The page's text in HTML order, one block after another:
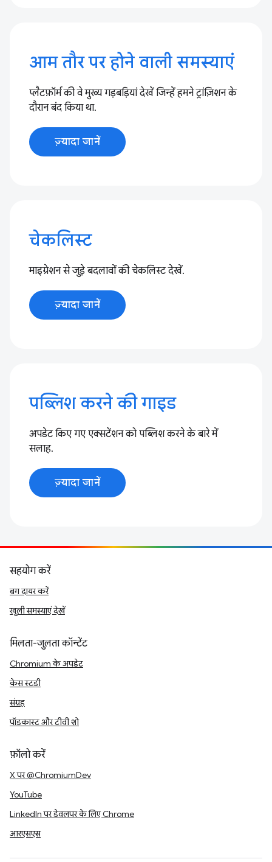
आम तौर पर होने वाली समस्याएं
प्लैटफ़ॉर्म की वे मुख्य गड़बड़ियां देखें जिन्हें हमने ट्रांज़िशन के
दौरान बंद किया था.
ज़्यादा जानें
चेकलिस्ट
माइग्रेशन से जुड़े बदलावों की चेकलिस्ट देखें.
ज़्यादा जानें
पब्लिश करने की गाइड
अपडेट किए गए एक्सटेंशन को पब्लिश करने के बारे में
सलाह.
ज़्यादा जानें
सहयोग करें
बग दायर करें
खुली समस्याएं देखें
मिलता-जुलता कॉन्टेंट
Chromium के अपडेट
केस स्टडी
संग्रह
पॉडकास्ट और टीवी शो
फ़ॉलो करें
X पर @ChromiumDev
YouTube
LinkedIn पर डेवलपर के लिए Chrome
आरएसएस